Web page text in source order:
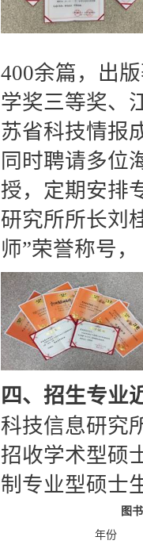
400余篇，出
学奖三等奖、
苏省科技情报
同时聘请多位
授，定期安排
研究所所长刘
师”荣誉称号，
四、招生专业
科技信息研究
招收学术型硕
制专业型硕士
图
年份